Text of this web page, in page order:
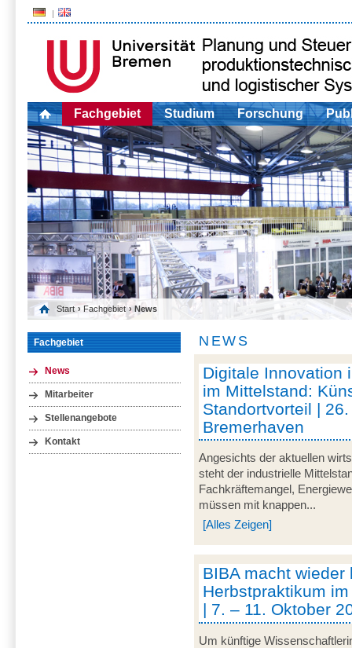
Fachgebiet Studium Forschung
Start › Fachgebiet › News
Fachgebiet
News
Mitarbeiter
Stellenangebote
Kontakt
NEWS
Digitale Innovation
im Mittelstand:
Standortvorteil |
Bremerhaven
Angesichts der aktuellen
steht der industrielle
Fachkräftemangel,
müssen mit knappen...
[Alles Zeigen]
BIBA macht wieder
Herbstpraktikum
| 7. – 11. Oktober
Um künftige